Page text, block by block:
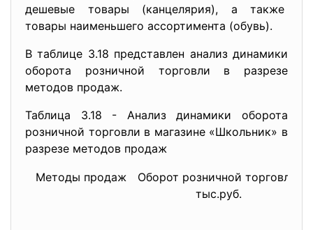
дешевые товары (канцелярия), а также
товары наименьшего ассортимента (обувь).
В таблице 3.18 представлен анализ динамики
оборота розничной торговли в разрезе
методов продаж.
Таблица 3.18 - Анализ динамики оборота
розничной торговли в магазине «Школьник» в
разрезе методов продаж
Методы продаж
Оборот розничной торговли,
тыс.руб.